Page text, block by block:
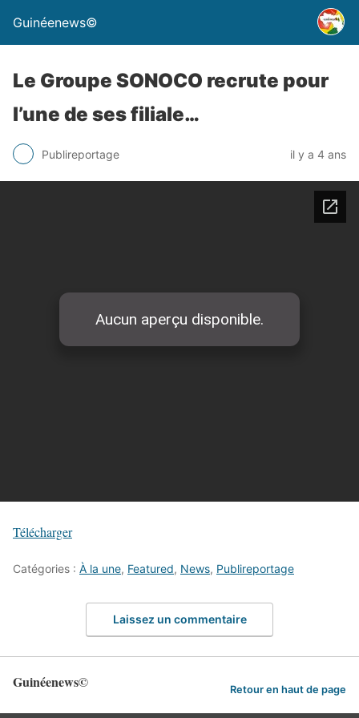
Guinéenews©
Le Groupe SONOCO recrute pour
l’une de ses filiale…
Publireportage il y a 4 ans
Télécharger
Catégories : À la une, Featured, News, Publireportage
Laissez un commentaire
Guinéenews© Retour en haut de page